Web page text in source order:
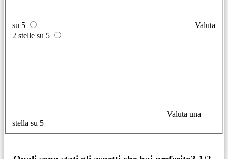
su 5
Valuta
2 stelle su 5
Valuta una
stella su 5